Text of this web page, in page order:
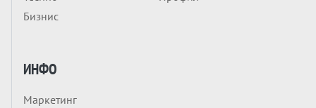
Бизнис
ИНФО
Маркетинг